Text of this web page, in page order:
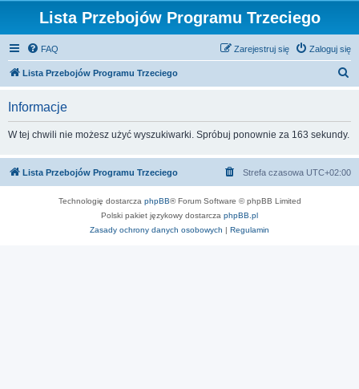
Lista Przebojów Programu Trzeciego
FAQ Zaloguj się
Zarejestruj się
Lista Przebojów Programu Trzeciego
j
Informacje
W tej chwili nie możesz użyć wyszukiwarki. Spróbuj ponownie za 163 sekundy.
Lista Przebojów Programu Trzeciego Strefa czasowa UTC+02:00
Technologię dostarcza phpBB® Forum Software © phpBB Limited
Polski pakiet językowy dostarcza phpBB.pl
Zasady ochrony danych osobowych | Regulamin